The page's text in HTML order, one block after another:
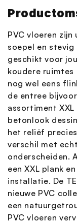
PVC vloeren
soepel en
geschikt voor
koudere
nog wel eens
de entree
assortiment
betonlook
het reliëf
verschil met
onderscheiden.
een XXL plank
installatie. De
nieuwe PVC
een
PVC vloeren